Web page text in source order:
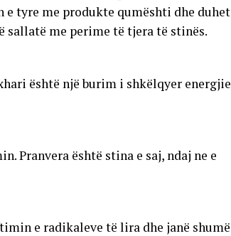
tyre me produkte qumështi dhe duhet
sallatë me perime të tjera të stinës.
është një burim i shkëlqyer energjie
Pranvera është stina e saj, ndaj ne e
e radikaleve të lira dhe janë shumë